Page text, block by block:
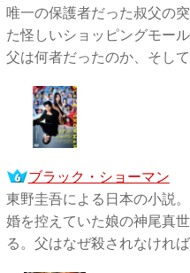
唯一の保護者だった叔父の
た怪しいショッピングモー
父は何者だったのか、そし
ブラック・ショーマン
東野圭吾による日本の小説
婚を控えていた娘の神尾真
る。父はなぜ殺されなけれ